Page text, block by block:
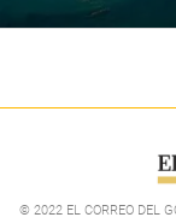
© 2022 EL CORREO DEL